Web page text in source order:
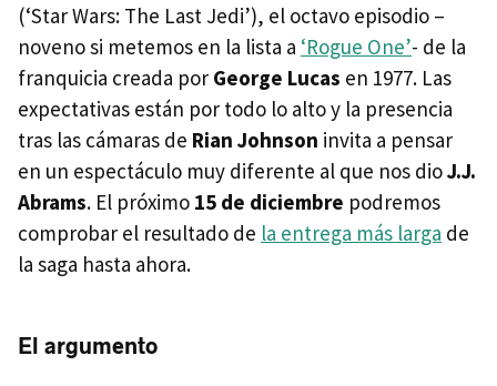
(‘Star Wars: The Last Jedi’), el octavo episodio –
noveno si metemos en la lista a ‘Rogue One’- de la
franquicia creada por George Lucas en 1977. Las
expectativas están por todo lo alto y la presencia
tras las cámaras de Rian Johnson invita a pensar
en un espectáculo muy diferente al que nos dioJ.J.
Abrams. El próximo 15 de diciembre podremos
comprobar el resultado de la entrega más larga de
la saga hasta ahora.
El argumento